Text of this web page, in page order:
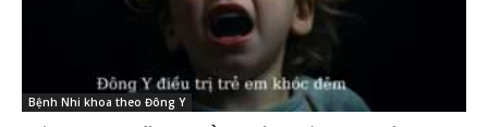
Bệnh Nhi khoa theo Đông Y